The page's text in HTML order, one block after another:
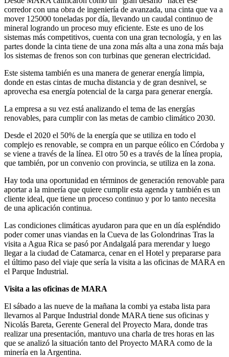
corredor con una obra de ingeniería de avanzada, una cinta que va a
mover 125000 toneladas por día, llevando un caudal continuo de
mineral logrando un proceso muy eficiente. Este es uno de los
sistemas más competitivos, cuenta con una gran tecnología, y en las
partes donde la cinta tiene de una zona más alta a una zona más baja
los sistemas de frenos son con turbinas que generan electricidad.
Este sistema también es una manera de generar energía limpia,
donde en estas cintas de mucha distancia y de gran desnivel, se
aprovecha esa energía potencial de la carga para generar energía.
La empresa a su vez está analizando el tema de las energías
renovables, para cumplir con las metas de cambio climático 2030.
Desde el 2020 el 50% de la energía que se utiliza en todo el
complejo es renovable, se compra en un parque eólico en Córdoba y
se viene a través de la línea. El otro 50 es a través de la línea propia,
que también, por un convenio con provincia, se utiliza en la zona.
Hay toda una oportunidad en términos de generación renovable para
aportar a la minería que quiere cumplir esta agenda y también es un
cliente ideal, que tiene un proceso continuo y por lo tanto necesita
de una aplicación continua.
Las condiciones climáticas ayudaron para que en un día espléndido
poder comer unas viandas en la Cueva de las Golondrinas Tras la
visita a Agua Rica se pasó por Andalgalá para merendar y luego
llegar a la ciudad de Catamarca, cenar en el Hotel y prepararse para
el último paso del viaje que sería la visita a las oficinas de MARA en
el Parque Industrial.
Visita a las oficinas de MARA
El sábado a las nueve de la mañana la combi ya estaba lista para
llevarnos al Parque Industrial donde MARA tiene sus oficinas y
Nicolás Bareta, Gerente General del Proyecto Mara, donde tras
realizar una presentación, mantuvo una charla de tres horas en las
que se analizó la situación tanto del Proyecto MARA como de la
minería en la Argentina.